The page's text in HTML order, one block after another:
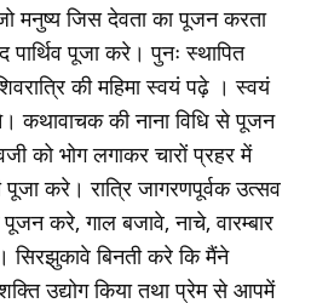
मनुष्य जिस देवता का पूजन करता
पूजा करे। पुनः स्थापित
की महिमा स्वयं पढ़े । स्वयं
कथावाचक की नाना विधि से पूजन
को भोग लगाकर चारों प्रहर में
करे। रात्रि जागरणपूर्वक उत्सव
करे, गाल बजावे, नाचे, वारम्बार
बिनती करे कि मैंने
उद्योग किया तथा प्रेम से आपमें